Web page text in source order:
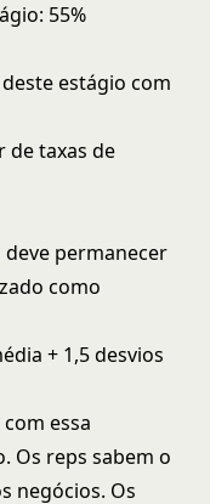
55%
estágio com
de taxas de
permanecer
como
+ 1,5 desvios
essa
Os reps sabem o
negócios. Os